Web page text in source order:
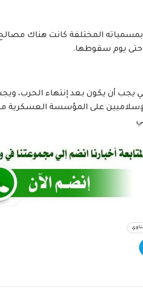
المختلفة كانت هناك
حتى يوم سقوطها.
يجب أن يكون بعد إنتهاء الحرب،
على المؤسسة العسكرية